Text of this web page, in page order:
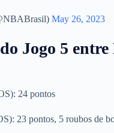
May 26, 2023
Jogo 5 entre
24 pontos
23 pontos, 5 roubos de